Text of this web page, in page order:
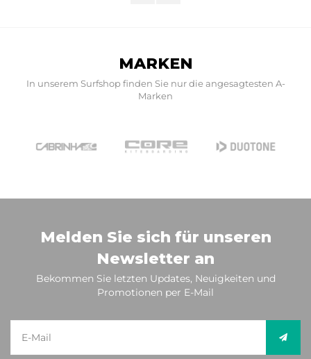
MARKEN
In unserem Surfshop finden Sie nur die angesagtesten A-
Marken
Melden Sie sich für unseren
Newsletter an
Bekommen Sie letzten Updates, Neuigkeiten und
Promotionen per E-Mail